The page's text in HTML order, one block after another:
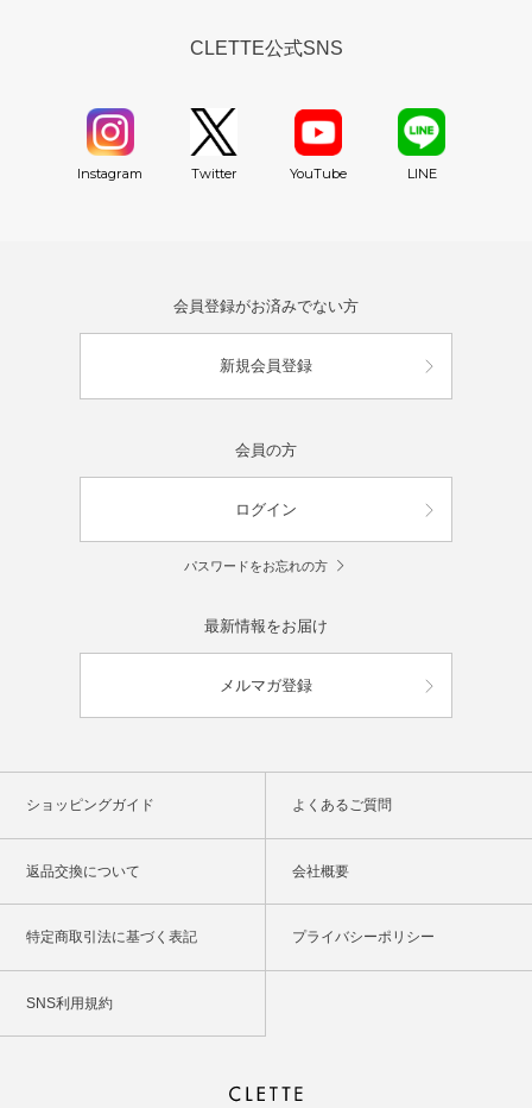
CLETTE公式SNS
Instagram Twitter YouTube LINE
会員登録がお済みでない方
新規会員登録
会員の方
ログイン
パスワードをお忘れの方
最新情報をお届け
メルマガ登録
ショッピングガイド よくあるご質問
返品交換について 会社概要
特定商取引法に基づく表記 プライバシーポリシー
SNS利用規約